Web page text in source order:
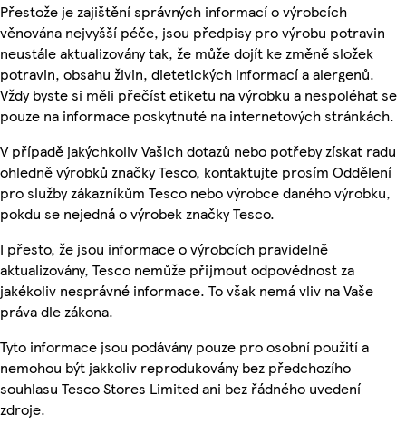
Přestože je zajištění správných informací o výrobcích
věnována nejvyšší péče, jsou předpisy pro výrobu potravin
neustále aktualizovány tak, že může dojít ke změně složek
potravin, obsahu živin, dietetických informací a alergenů.
Vždy byste si měli přečíst etiketu na výrobku a nespoléhat se
pouze na informace poskytnuté na internetových stránkách.
V případě jakýchkoliv Vašich dotazů nebo potřeby získat radu
ohledně výrobků značky Tesco, kontaktujte prosím Oddělení
pro služby zákazníkům Tesco nebo výrobce daného výrobku,
pokdu se nejedná o výrobek značky Tesco.
I přesto, že jsou informace o výrobcích pravidelně
aktualizovány, Tesco nemůže přijmout odpovědnost za
jakékoliv nesprávné informace. To však nemá vliv na Vaše
práva dle zákona.
Tyto informace jsou podávány pouze pro osobní použití a
nemohou být jakkoliv reprodukovány bez předchozího
souhlasu Tesco Stores Limited ani bez řádného uvedení
zdroje.